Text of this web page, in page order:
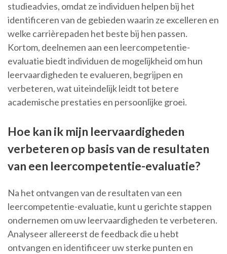
studieadvies, omdat ze individuen helpen bij het
identificeren van de gebieden waarin ze excelleren en
welke carrièrepaden het beste bij hen passen.
Kortom, deelnemen aan een leercompetentie-
evaluatie biedt individuen de mogelijkheid om hun
leervaardigheden te evalueren, begrijpen en
verbeteren, wat uiteindelijk leidt tot betere
academische prestaties en persoonlijke groei.
Hoe kan ik mijn leervaardigheden
verbeteren op basis van de resultaten
van een leercompetentie-evaluatie?
Na het ontvangen van de resultaten van een
leercompetentie-evaluatie, kunt u gerichte stappen
ondernemen om uw leervaardigheden te verbeteren.
Analyseer allereerst de feedback die u hebt
ontvangen en identificeer uw sterke punten en